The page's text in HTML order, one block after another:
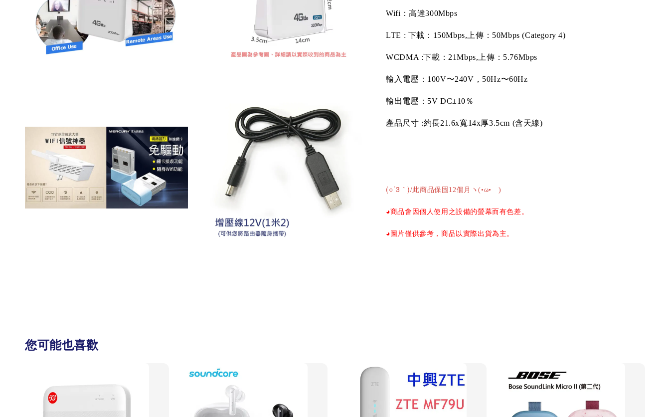
Wifi ：高達300Mbps
LTE : 下載： 150Mbps, 上傳： 50Mbps (Category 4)
WCDMA :下載： 21Mbps, 上傳： 5.76Mbps
輸入電壓： 100V〜240V ， 50Hz〜60Hz
輸出電壓： 5V DC±10 ％
產品尺寸 :約長21.6x寬14x厚3.5cm (含天線)
(○´3｀)/此商品保固12個月ヽ(•ω•ゞ)
◕商品會因個人使用之設備的螢幕而有色差。
◕圖片僅供參考，商品以實際出貨為主。
您可能也喜歡